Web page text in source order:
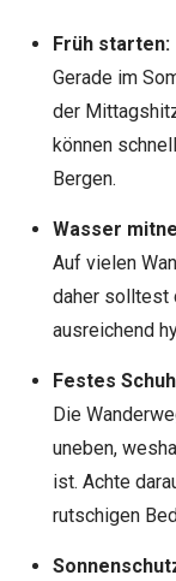
Früh starten:
Gerade im
der
können
Bergen.
Wasser
Auf vielen
daher solltest
ausreichend
Festes
Die
uneben,
ist. Achte
rutschigen